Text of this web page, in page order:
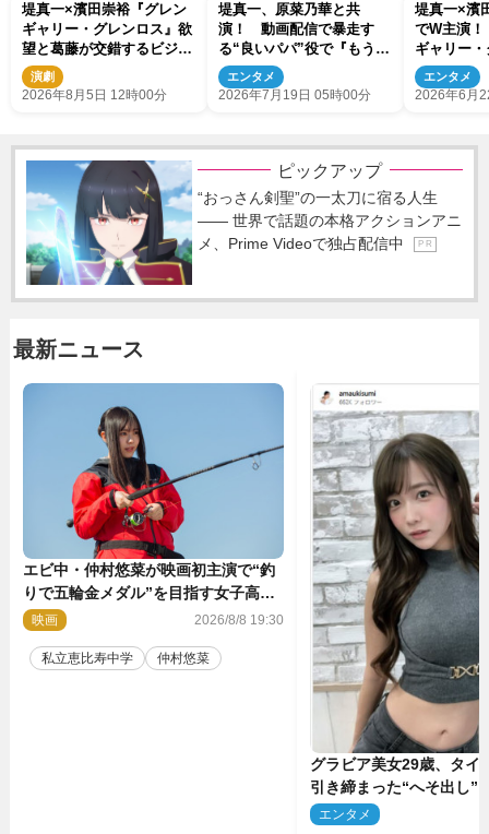
堤真一×濱田崇裕『グレン
ギャリー・グレンロス』欲
望と葛藤が交錯するビジュ
アル公開
演劇
2026年8月5日 12時00分
堤真一、原菜乃華と共
演！ 動画配信で暴走す
る“良いパパ”役で『もうパ
パ！』出演決定
エンタメ
2026年7月19日 05時00分
堤真一×濱
でW主演
ギャリー
演決定
エンタメ
2026年6月
ピックアップ
“おっさん剣聖”の一太刀に宿る人生
―― 世界で話題の本格アクションアニ
メ、Prime Videoで独占配信中
P R
最新ニュース
エビ中・仲村悠菜が映画初主演で“釣
りで五輪金メダル”を目指す女子高生
に！ 映画『つりこまち』今秋公開
映画 2026/8/8 19:30
私立恵比寿中学 仲村悠菜
グラビア美女29歳、タイ
引き締まった“へそ出し”
「可愛い過ぎる」
エンタメ